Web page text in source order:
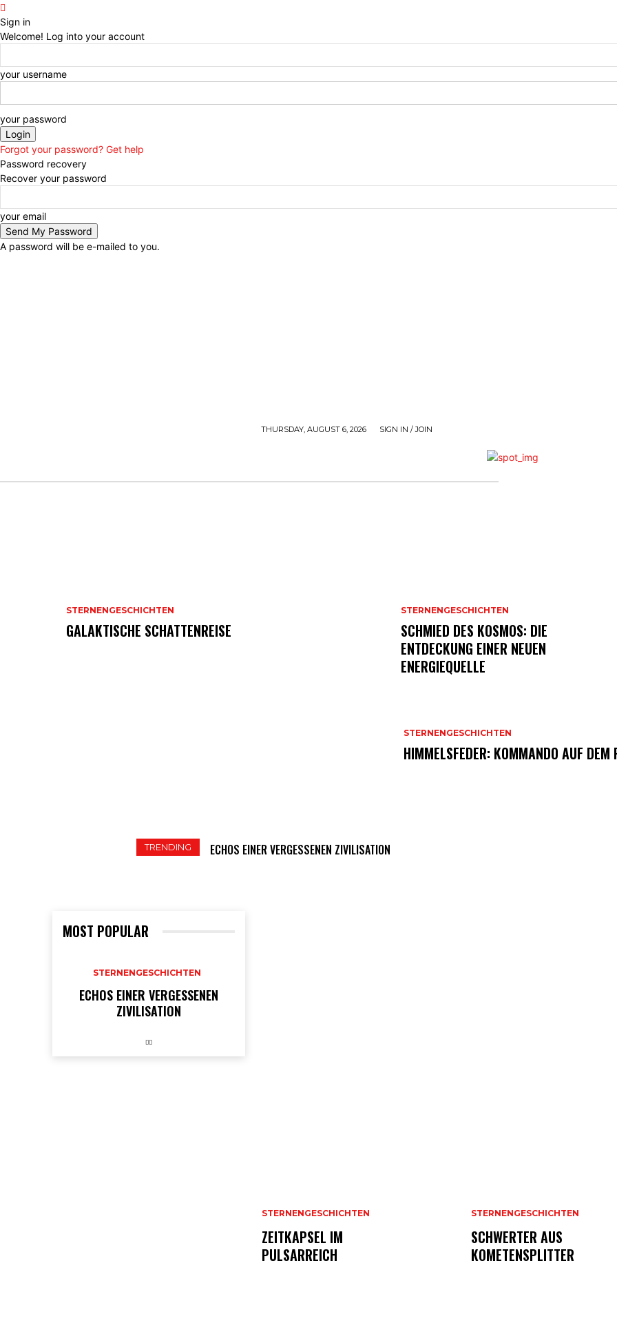
Sign in
Welcome! Log into your account
your username
your password
Forgot your password? Get help
Password recovery
Recover your password
your email
A password will be e-mailed to you.
THURSDAY, AUGUST 6, 2026 SIGN IN / JOIN
STERNENGESCHICHTEN
GALAKTISCHE SCHATTENREISE
STERNENGESCHICHTEN
SCHMIED DES KOSMOS: DIE
ENTDECKUNG EINER NEUEN
ENERGIEQUELLE
STERNENGESCHICHTEN
HIMMELSFEDER: KOMMANDO AUF DEM
TRENDING ECHOS EINER VERGESSENEN ZIVILISATION
MOST POPULAR
STERNENGESCHICHTEN
ECHOS EINER VERGESSENEN
ZIVILISATION
STERNENGESCHICHTEN
ZEITKAPSEL IM
PULSARREICH
STERNENGESCHICHTEN
SCHWERTER AUS
KOMETENSPLITTER